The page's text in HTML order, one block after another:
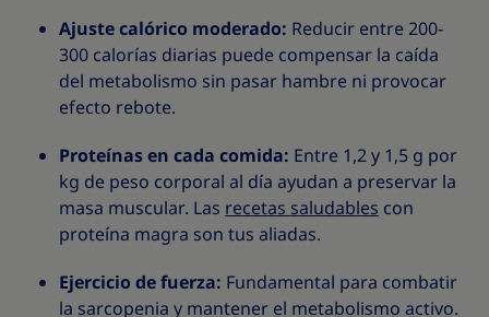
Ajuste calórico moderado: Reducir entre 200-
300 calorías diarias puede compensar la caída
del metabolismo sin pasar hambre ni provocar
efecto rebote.
Proteínas en cada comida: Entre 1,2 y 1,5 g por
kg de peso corporal al día ayudan a preservar la
masa muscular. Las recetas saludables con
proteína magra son tus aliadas.
Ejercicio de fuerza: Fundamental para combatir
la sarcopenia y mantener el metabolismo activo.